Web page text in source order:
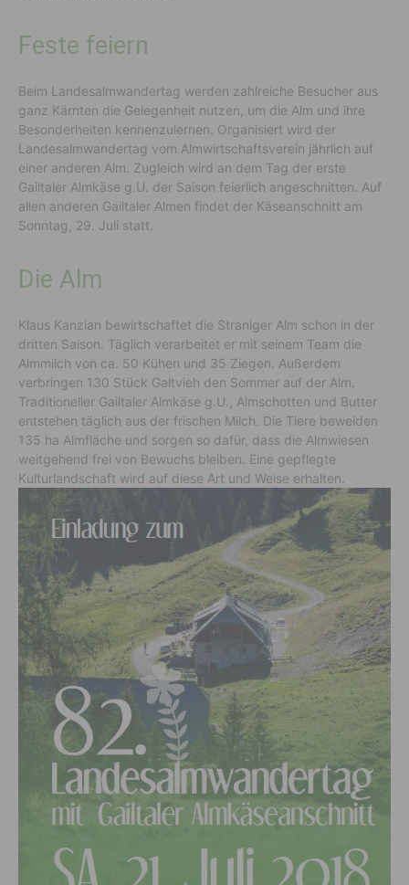
Feste feiern
Beim Landesalmwandertag werden zahlreiche Besucher aus
ganz Kärnten die Gelegenheit nutzen, um die Alm und ihre
Besonderheiten kennenzulernen. Organisiert wird der
Landesalmwandertag vom Almwirtschaftsverein jährlich auf
einer anderen Alm. Zugleich wird an dem Tag der erste
Gailtaler Almkäse g.U. der Saison feierlich angeschnitten. Auf
allen anderen Gailtaler Almen findet der Käseanschnitt am
Sonntag, 29. Juli statt.
Die Alm
Klaus Kanzian bewirtschaftet die Straniger Alm schon in der
dritten Saison. Täglich verarbeitet er mit seinem Team die
Almmilch von ca. 50 Kühen und 35 Ziegen. Außerdem
verbringen 130 Stück Galtvieh den Sommer auf der Alm.
Traditioneller Gailtaler Almkäse g.U., Almschotten und Butter
entstehen täglich aus der frischen Milch. Die Tiere beweiden
135 ha Almfläche und sorgen so dafür, dass die Almwiesen
weitgehend frei von Bewuchs bleiben. Eine gepflegte
Kulturlandschaft wird auf diese Art und Weise erhalten.